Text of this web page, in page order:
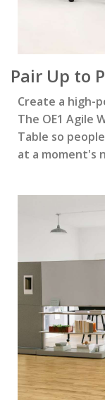
Pair Up to
Create a high-
The OE1 Agile
Table so
at a moment's